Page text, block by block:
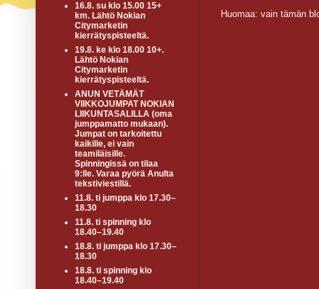
Huomaa: vain tämän
16.8. su klo 15.00 15+
km. Lähtö Nokian
Citymarketin
kierrätyspisteeltä.
19.8. ke klo 18.00 10+.
Lähtö Nokian
Citymarketin
kierrätyspisteeltä.
ANUN VETÄMÄT
VIIKKOJUMPAT NOKIAN
LIIKUNTASALILLA (oma
jumppamatto mukaan).
Jumpat on tarkoitettu
kaikille, ei vain
teamiläisille.
Spinningissä on tilaa
9:lle. Varaa pyörä Anulta
tekstiviestillä.
11.8. ti jumppa klo 17.30–
18.30
11.8. ti spinning klo
18.40–19.40
18.8. ti jumppa klo 17.30–
18.30
18.8. ti spinning klo
18.40–19.40